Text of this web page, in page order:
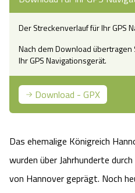
Urlaub auf
Urlaub
Last
Regionale
Wildpark
Wildpark
Otter
Snow World
Ralf
Das ehemalige Königreich
wurden über Jahrhunderte
von Hannover geprägt. Noch
Der Streckenverlauf für Ihr GPS
Nach dem Download übertragen
Ihr GPS Navigationsgerät.
Download - GPX